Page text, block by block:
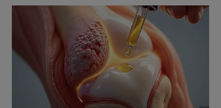
do seu novo espaço, considere estes critérios
Medição precisa do espaço de passagem
disponível;
Escolha de suportes discretos e parafusos
resistentes;
Alinhamento perfeito com o nível da parede.